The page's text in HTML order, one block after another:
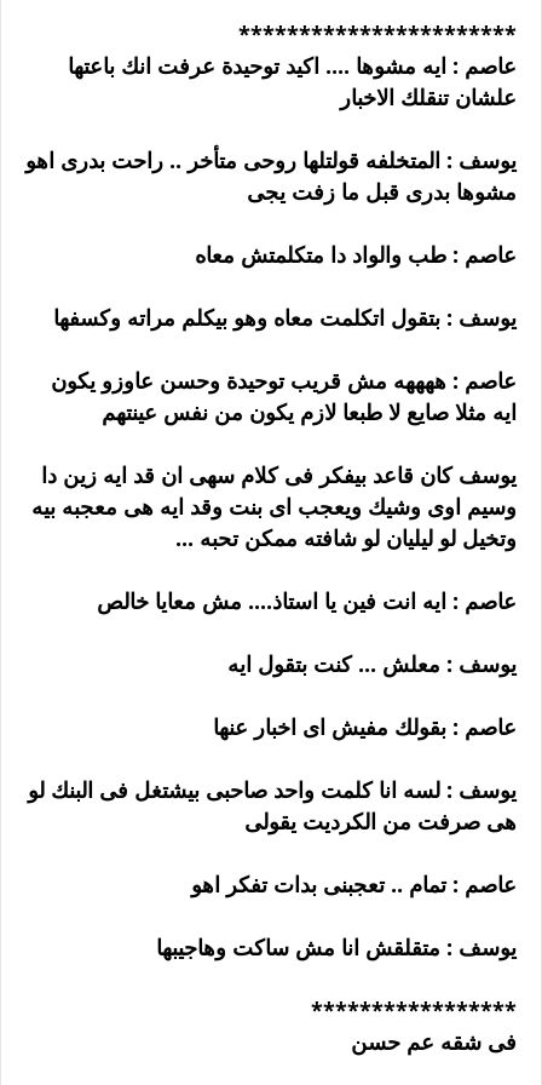
***********************
عاصم : ايه مشوها .... اكيد توحيدة عرفت انك باعتها
علشان تنقلك الاخبار
يوسف : المتخلفه قولتلها روحى متأخر .. راحت بدرى اهو
مشوها بدرى قبل ما زفت يجى
عاصم : طب والواد دا متكلمتش معاه
يوسف : بتقول اتكلمت معاه وهو بيكلم مراته وكسفها
عاصم : ههههه مش قريب توحيدة وحسن عاوزو يكون
ايه مثلا صايع لا طبعا لازم يكون من نفس عينتهم
يوسف كان قاعد بيفكر فى كلام سهى ان قد ايه زين دا
وسيم اوى وشيك ويعجب اى بنت وقد ايه هى معجبه بيه
وتخيل لو ليليان لو شافته ممكن تحبه ...
عاصم : ايه انت فين يا استاذ.... مش معايا خالص
يوسف : معلش ... كنت بتقول ايه
عاصم : بقولك مفيش اى اخبار عنها
يوسف : لسه انا كلمت واحد صاحبى بيشتغل فى البنك لو
هى صرفت من الكرديت يقولى
عاصم : تمام .. تعجبنى بدات تفكر اهو
يوسف : متقلقش انا مش ساكت وهاجيبها
*****************
فى شقه عم حسن